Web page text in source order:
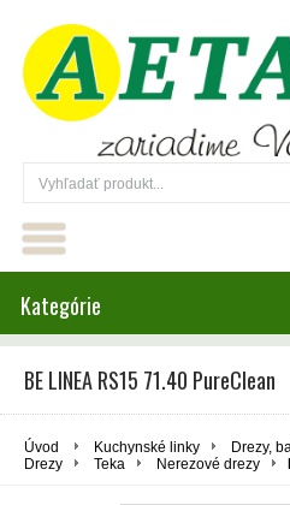
Kategórie
BE LINEA RS15 71.40 PureClean
Úvod Kuchynské linky
Drezy,
Drezy
Teka Nerezové drezy